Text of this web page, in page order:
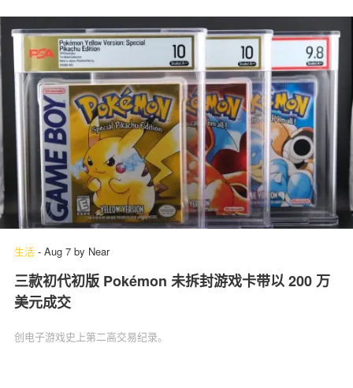
生活 - Aug 7 by Near
三款初代初版 Pokémon 未拆封游戏卡带以 200 万
美元成交
创电子游戏史上第二高交易纪录。